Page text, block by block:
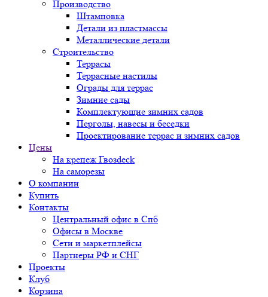
Производство
Штамповка
Детали из пластмассы
Металлические детали
Строительство
Террасы
Террасные настилы
Ограды для террас
Зимние сады
Комплектующие зимних садов
Перголы, навесы и беседки
Проектирование террас и зимних садов
Цены
На крепеж Гвозdeck
На саморезы
О компании
Купить
Контакты
Центральный офис в Спб
Офисы в Москве
Сети и маркетплейсы
Партнеры РФ и СНГ
Проекты
Клуб
Корзина